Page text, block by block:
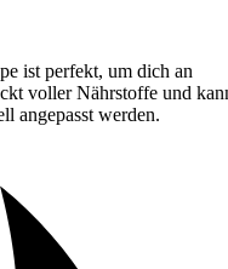
ist perfekt, um dich an
voller Nährstoffe und
angepasst werden.